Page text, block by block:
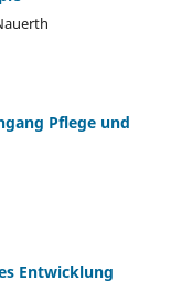
Pflege und
Entwicklung